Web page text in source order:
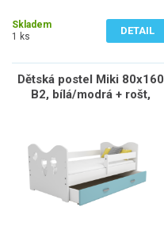
Skladem
1 ks
DETAIL
Dětská postel Miki 80x160
B2, bílá/modrá + rošt,